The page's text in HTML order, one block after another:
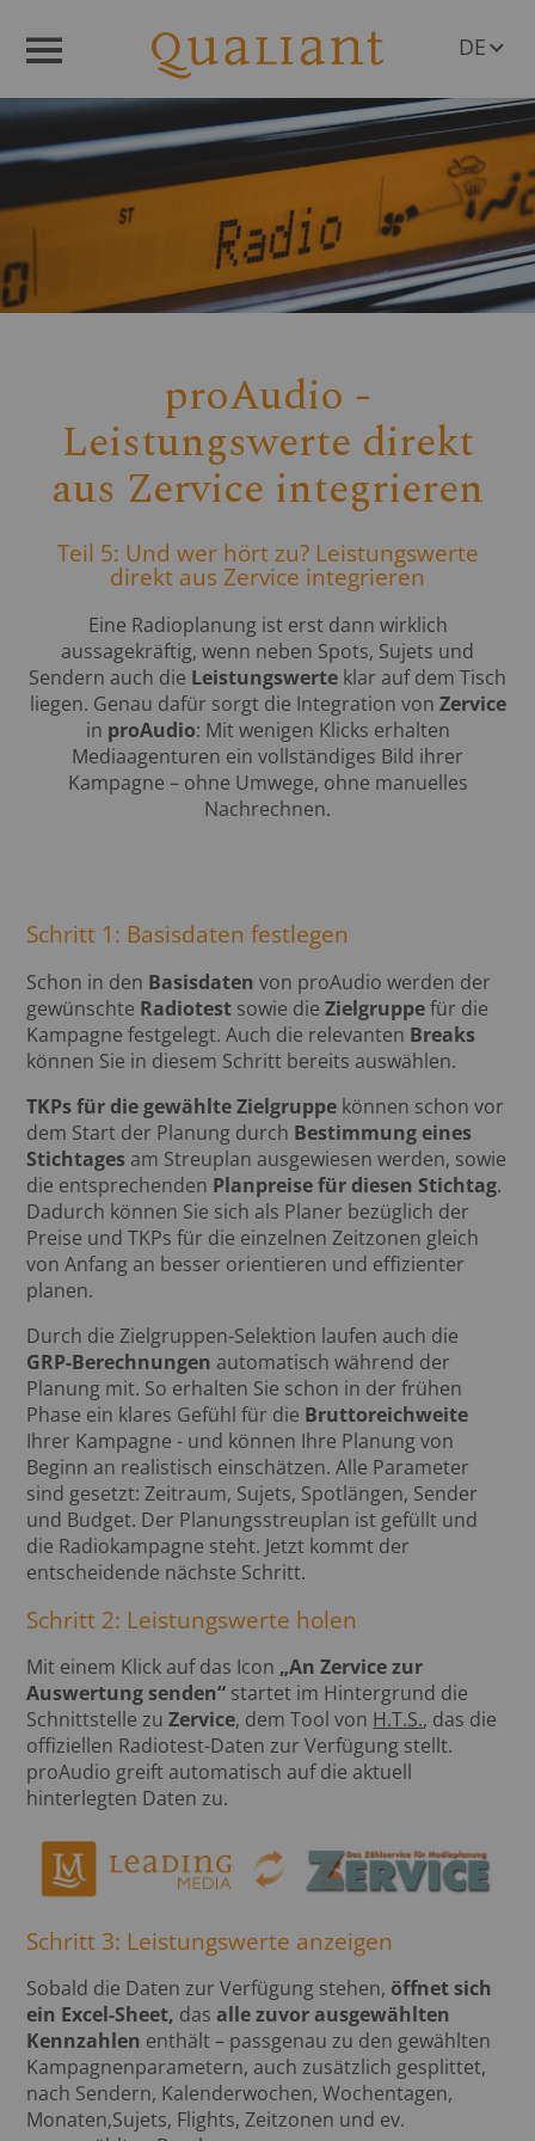
DE
proAudio -
Leistungswerte direkt
aus Zervice integrieren
Teil 5: Und wer hört zu? Leistungswerte
direkt aus Zervice integrieren
Eine Radioplanung ist erst dann wirklich
aussagekräftig, wenn neben Spots, Sujets und
Sendern auch die Leistungswerte klar auf dem Tisch
liegen. Genau dafür sorgt die Integration von Zervice
in proAudio: Mit wenigen Klicks erhalten
Mediaagenturen ein vollständiges Bild ihrer
Kampagne – ohne Umwege, ohne manuelles
Nachrechnen.
Schritt 1: Basisdaten festlegen
Schon in den Basisdaten von proAudio werden der
gewünschte Radiotest sowie dieZielgruppefür die
Kampagne festgelegt. Auch die relevanten Breaks
können Sie in diesem Schritt bereits auswählen.
TKPs für die gewählte Zielgruppe können schon vor
dem Start der Planung durch Bestimmung eines
Stichtages am Streuplan ausgewiesen werden, sowie
die entsprechenden Planpreise für diesen Stichtag.
Dadurch können Sie sich als Planer bezüglich der
Preise und TKPs für die einzelnen Zeitzonen gleich
von Anfang an besser orientieren und effizienter
planen.
Durch die Zielgruppen-Selektion laufen auch die
GRP-Berechnungen automatisch während der
Planung mit. So erhalten Sie schon in der frühen
Phase ein klares Gefühl für die Bruttoreichweite
Ihrer Kampagne - und können Ihre Planung von
Beginn an realistisch einschätzen. Alle Parameter
sind gesetzt: Zeitraum, Sujets, Spotlängen, Sender
und Budget. Der Planungsstreuplan ist gefüllt und
die Radiokampagne steht. Jetzt kommt der
entscheidende nächste Schritt.
Schritt 2: Leistungswerte holen
Mit einem Klick auf das Icon „An Zervice zur
Auswertung senden“ startet im Hintergrund die
Schnittstelle zuZervice, dem Tool von H.T.S., das die
offiziellen Radiotest-Daten zur Verfügung stellt.
proAudio greift automatisch auf die aktuell
hinterlegten Daten zu.
Schritt 3: Leistungswerte anzeigen
Sobald die Daten zur Verfügung stehen,öffnet sich
ein Excel-Sheet, dasalle zuvor ausgewählten
Kennzahlen enthält – passgenau zu den gewählten
Kampagnenparametern, auch zusätzlich gesplittet,
nach Sendern, Kalenderwochen, Wochentagen,
Monaten,Sujets, Flights, Zeitzonen und ev.